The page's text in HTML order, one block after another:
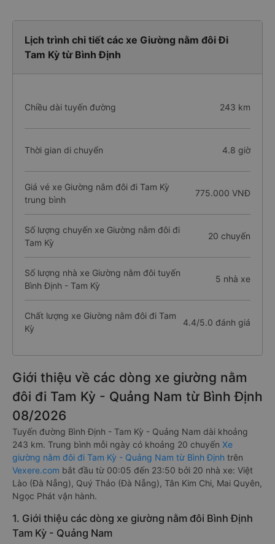
Lịch trình chi tiết các xe Giường nằm đôi Đi
Tam Kỳ từ Bình Định
Chiều dài tuyến đường 243 km
Thời gian di chuyển 4.8 giờ
Giá vé xe Giường nằm đôi đi Tam Kỳ
trung bình
775.000 VNĐ
Số lượng chuyến xe Giường nằm đôi đi
Tam Kỳ
20 chuyến
Số lượng nhà xe Giường nằm đôi tuyến
Bình Định - Tam Kỳ
5 nhà xe
Chất lượng xe Giường nằm đôi đi Tam
Kỳ
4.4/5.0 đánh giá
Giới thiệu về các dòng xe giường nằm
đôi đi Tam Kỳ - Quảng Nam từ Bình Định
08/2026
Tuyến đường Bình Định - Tam Kỳ - Quảng Nam dài khoảng
243 km. Trung bình mỗi ngày có khoảng 20 chuyến Xe
giường nằm đôi đi Tam Kỳ - Quảng Nam từ Bình Định trên
Vexere.com bắt đầu từ 00:05 đến 23:50 bởi 20 nhà xe: Việt
Lào (Đà Nẵng), Quý Thảo (Đà Nẵng), Tân Kim Chi, Mai Quyên,
Ngọc Phát vận hành.
1. Giới thiệu các dòng xe giường nằm đôi Bình Định
Tam Kỳ - Quảng Nam